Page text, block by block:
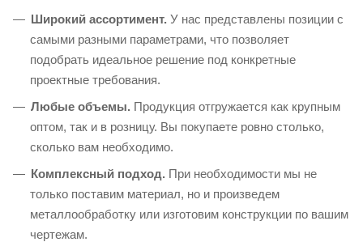
Широкий ассортимент. У нас представлены позиции с
самыми разными параметрами, что позволяет
подобрать идеальное решение под конкретные
проектные требования.
Любые объемы. Продукция отгружается как крупным
оптом, так и в розницу. Вы покупаете ровно столько,
сколько вам необходимо.
Комплексный подход. При необходимости мы не
только поставим материал, но и произведем
металлообработку или изготовим конструкции по вашим
чертежам.